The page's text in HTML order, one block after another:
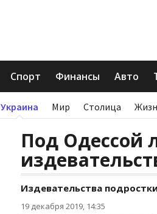
Спорт Финансы Авто
Украина Мир Столица
Под Одессой
Издевательства
19 декабря 2019, 14:35